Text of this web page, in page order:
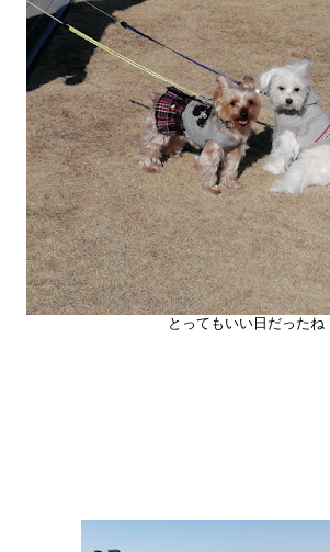
とってもいい日だったね